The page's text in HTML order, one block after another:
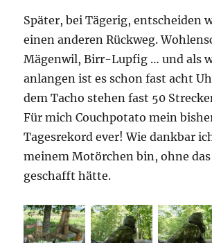
Später, bei Tägerig, entscheiden
einen anderen Rückweg.
Mägenwil, Birr-Lupfig … und als
anlangen ist es schon fast acht
dem Tacho stehen fast 50
Für mich Couchpotato mein
Tagesrekord ever! Wie dankbar
meinem Motörchen bin, ohne
geschafft hätte.